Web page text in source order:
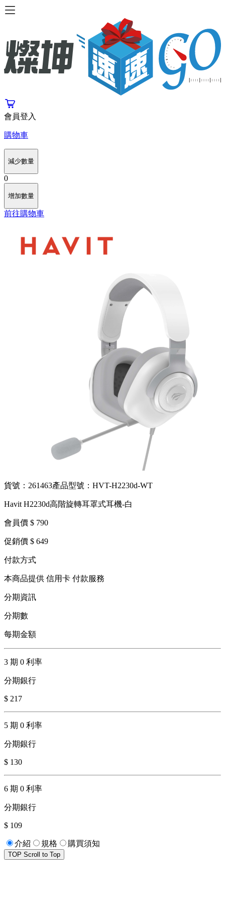
會員登入
購物車
減少數量
0
增加數量
前往購物車
貨號：261463產品型號：HVT-H2230d-WT
Havit H2230d高階旋轉耳罩式耳機-白
會員價 $ 790
促銷價 $ 649
付款方式
本商品提供 信用卡 付款服務
分期資訊
分期數
每期金額
3 期 0 利率
分期銀行
$ 217
5 期 0 利率
分期銀行
$ 130
6 期 0 利率
分期銀行
$ 109
介紹 規格 購買須知
TOP Scroll to Top